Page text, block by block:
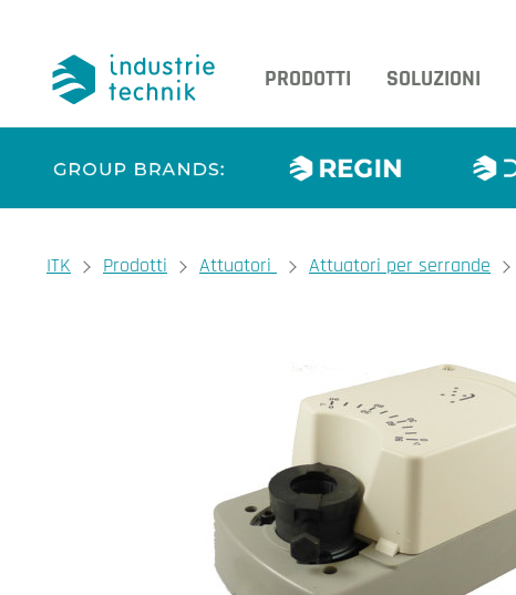
PRODOTTI
SOLUZIONI
You are here:
ITK Prodotti Attuatori Attuatori per serrande